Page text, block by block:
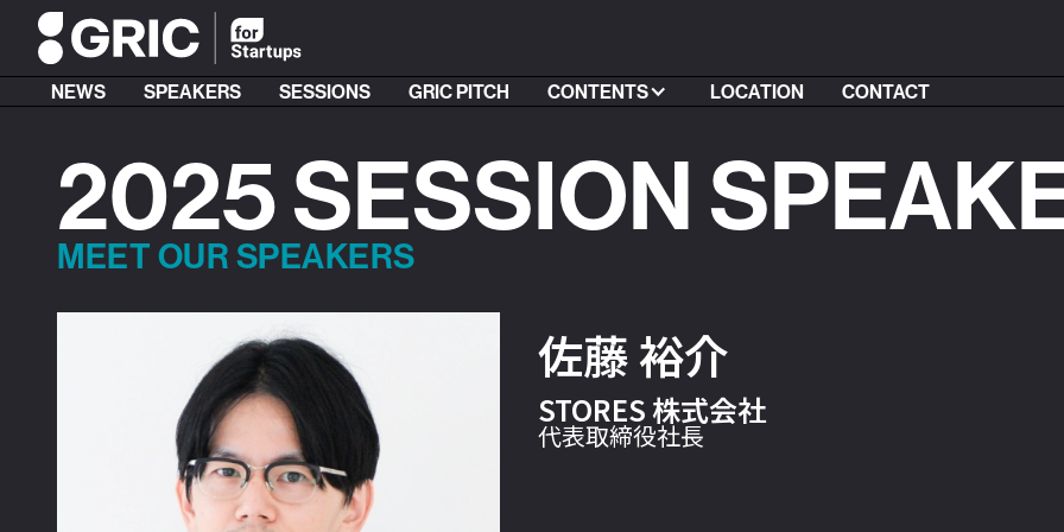
NEWS SPEAKERS SESSIONS GRIC PITCH CONTENTS LOCATION CONTACT
2025 SESSION
MEET OUR SPEAKERS
佐藤 裕介
STORES 株式会社
代表取締役社長